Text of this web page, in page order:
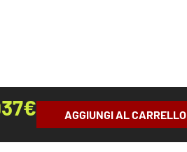
€ AGGIUNGI AL CARRELLO